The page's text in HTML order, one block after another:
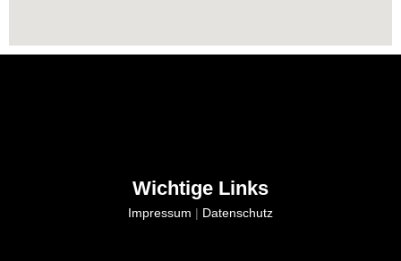
Wichtige Links
Impressum | Datenschutz